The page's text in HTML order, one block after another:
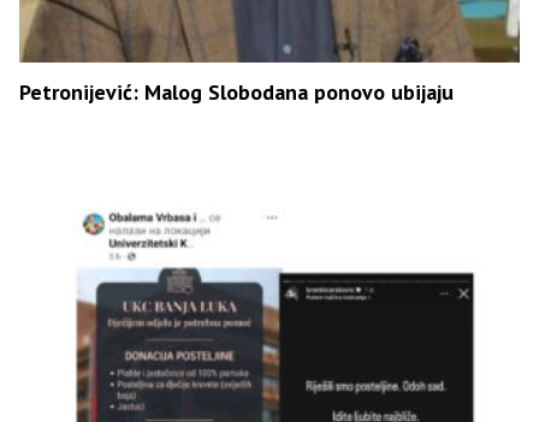
Petronijević: Malog Slobodana ponovo ubijaju